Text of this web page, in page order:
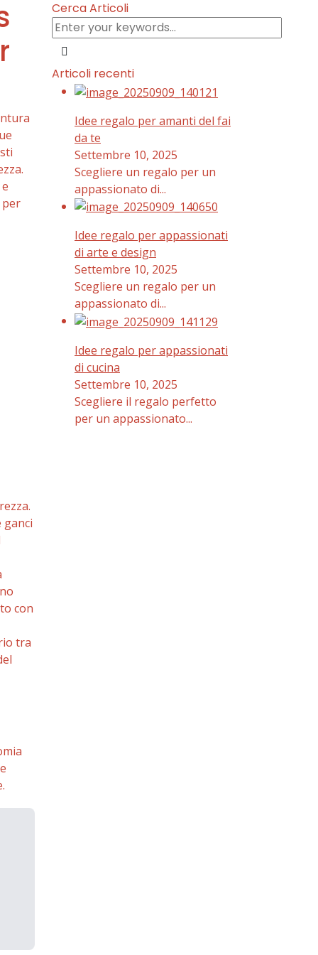
per
ganci
con
tra
Cerca Articoli
Submit
Articoli recenti
per
te
Idee regalo per amanti del fai
da te
Settembre 10, 2025
Scegliere un regalo per un
appassionato di...
per
design
Idee regalo per appassionati
di arte e design
Settembre 10, 2025
Scegliere un regalo per un
appassionato di...
per
Idee regalo per appassionati
di cucina
Settembre 10, 2025
Scegliere il regalo perfetto
per un appassionato...